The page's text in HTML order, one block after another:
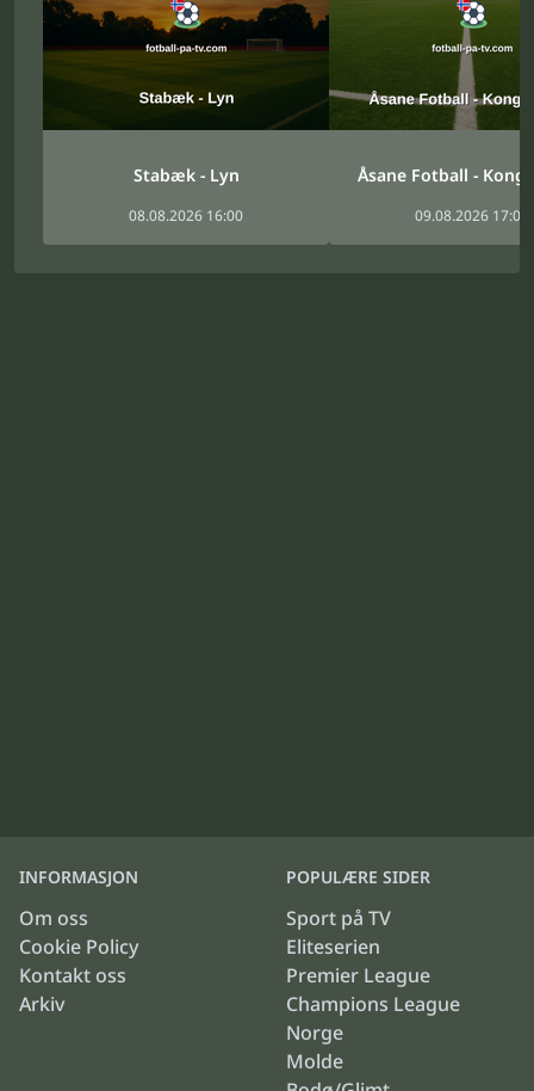
Stabæk - Lyn
08.08.2026 16:00
Åsane Fotball -
09.08.2026 17:00
INFORMASJON
Om oss
Cookie Policy
Kontakt oss
Arkiv
POPULÆRE SIDER
Sport på TV
Eliteserien
Premier League
Champions League
Norge
Molde